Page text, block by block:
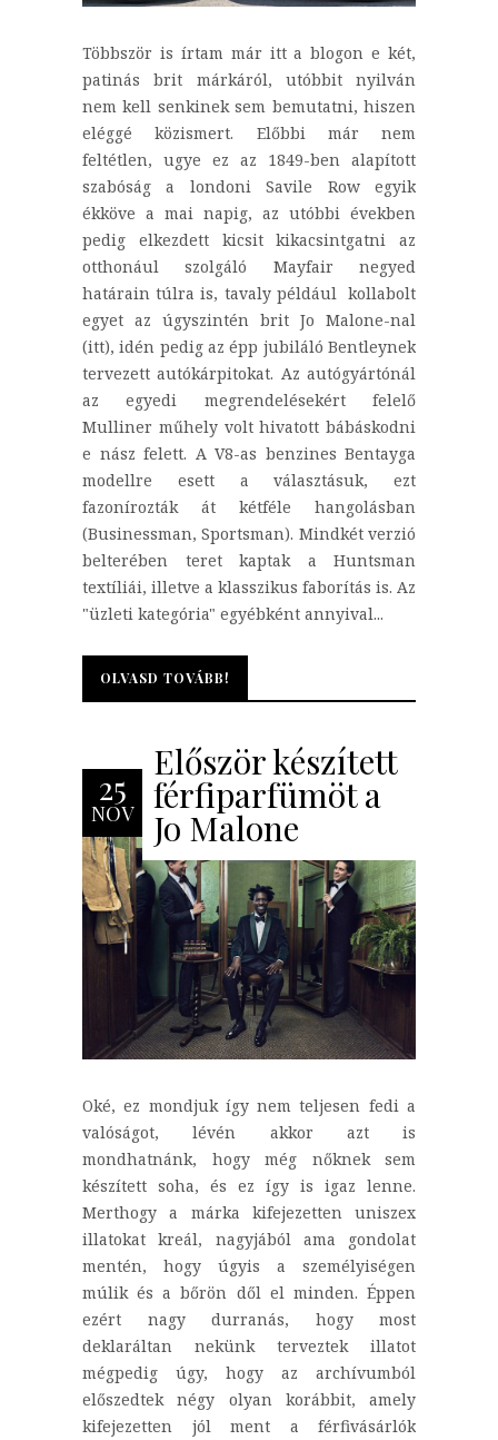
Többször is írtam már itt a blogon e két,
patinás brit márkáról, utóbbit nyilván
nem kell senkinek sem bemutatni, hiszen
eléggé közismert. Előbbi már nem
feltétlen, ugye ez az 1849-ben alapított
szabóság a londoni Savile Row egyik
ékköve a mai napig, az utóbbi években
pedig elkezdett kicsit kikacsintgatni az
otthonául szolgáló Mayfair negyed
határain túlra is, tavaly például kollabolt
egyet az úgyszintén brit Jo Malone-nal
(itt), idén pedig az épp jubiláló Bentleynek
tervezett autókárpitokat. Az autógyártónál
az egyedi megrendelésekért felelő
Mulliner műhely volt hivatott bábáskodni
e nász felett. A V8-as benzines Bentayga
modellre esett a választásuk, ezt
fazonírozták át kétféle hangolásban
(Businessman, Sportsman). Mindkét verzió
belterében teret kaptak a Huntsman
textíliái, illetve a klasszikus faborítás is. Az
"üzleti kategória" egyébként annyival...
OLVASD TOVÁBB!
OLVASD TOVÁBB!
25
NOV
Először készített
férfiparfümöt a
Jo Malone
Oké, ez mondjuk így nem teljesen fedi a
valóságot, lévén akkor azt is
mondhatnánk, hogy még nőknek sem
készített soha, és ez így is igaz lenne.
Merthogy a márka kifejezetten uniszex
illatokat kreál, nagyjából ama gondolat
mentén, hogy úgyis a személyiségen
múlik és a bőrön dől el minden. Éppen
ezért nagy durranás, hogy most
deklaráltan nekünk terveztek illatot
mégpedig úgy, hogy az archívumból
előszedtek négy olyan korábbit, amely
kifejezetten jól ment a férfivásárlók